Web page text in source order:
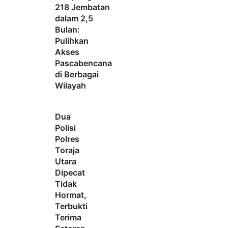
218 Jembatan
dalam 2,5
Bulan:
Pulihkan
Akses
Pascabencana
di Berbagai
Wilayah
Dua
Polisi
Polres
Toraja
Utara
Dipecat
Tidak
Hormat,
Terbukti
Terima